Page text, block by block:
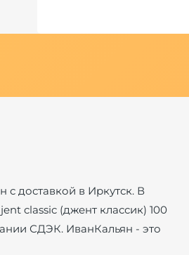
с доставкой в Иркутск. В
classic (джент классик) 100
СДЭК. ИванКальян - это